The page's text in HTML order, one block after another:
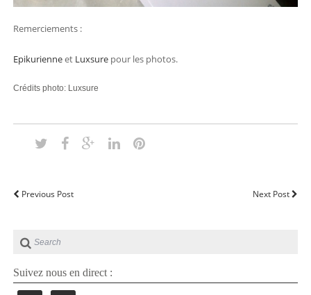
Remerciements :
Epikurienneet Luxsurepour les photos.
Crédits photo: Luxsure
Previous Post Next Post
Suivez nous en direct :